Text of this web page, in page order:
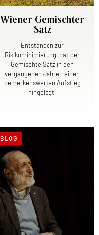
Wiener Gemischter
Satz
Entstanden zur
Risikominimierung, hat der
Gemischte Satz in den
vergangenen Jahren einen
bemerkenswerten Aufstieg
hingelegt.
BLOG